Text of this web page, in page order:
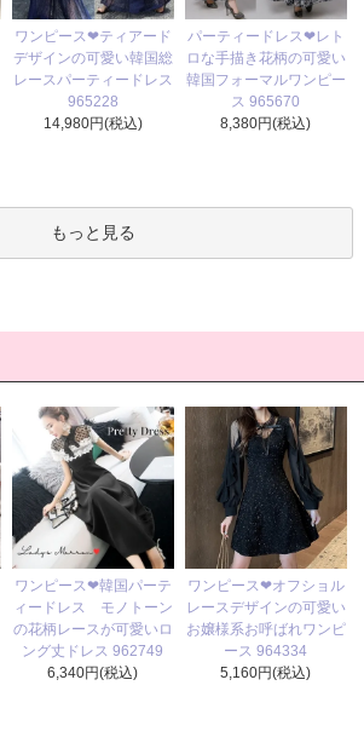
ワンピース❤ティアード
デザインの可愛い韓国総
レースパーティードレス
965228
14,980円(税込)
パーティードレス❤レト
ロな手描き花柄の可愛い
韓国フォーマルワンピー
ス 965670
8,380円(税込)
もっと見る
ワンピース❤韓国パーテ
ィードレス モノトーン
の花柄レースが可愛いロ
ング丈ドレス 962749
6,340円(税込)
ワンピース❤オフショル
レースデザインの可愛い
お嬢様系お呼ばれワンピ
ース 964334
5,160円(税込)